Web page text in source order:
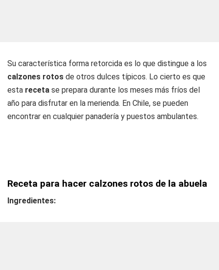
Su característica forma retorcida es lo que distingue a los
calzones rotos de otros dulces típicos. Lo cierto es que
esta receta se prepara durante los meses más fríos del
año para disfrutar en la merienda. En Chile, se pueden
encontrar en cualquier panadería y puestos ambulantes.
Receta para hacer calzones rotos de la abuela
Ingredientes: